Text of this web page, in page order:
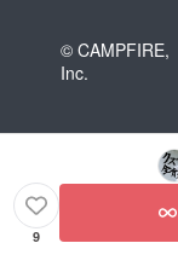
© CAMPFIRE,
Inc.
9